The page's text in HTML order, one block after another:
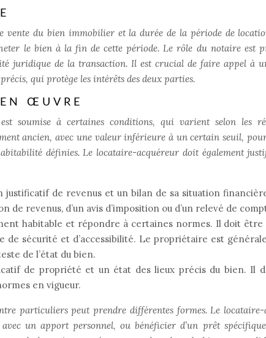
du bien immobilier et la durée de la période de
le bien à la fin de cette période. Le rôle du notaire est
juridique de la transaction. Il est crucial de faire appel à
qui protège les intérêts des deux parties.
ŒUVRE
soumise à certaines conditions, qui varient selon les
ancien, avec une valeur inférieure à un certain seuil,
définies. Le locataire-acquéreur doit également
de revenus et un bilan de sa situation
de revenus, d’un avis d’imposition ou d’un relevé de
habitable et répondre à certaines normes. Il doit être
sécurité et d’accessibilité. Le propriétaire est
de l’état du bien.
de propriété et un état des lieux précis du bien. Il
en vigueur.
particuliers peut prendre différentes formes. Le
un apport personnel, ou bénéficier d’un prêt